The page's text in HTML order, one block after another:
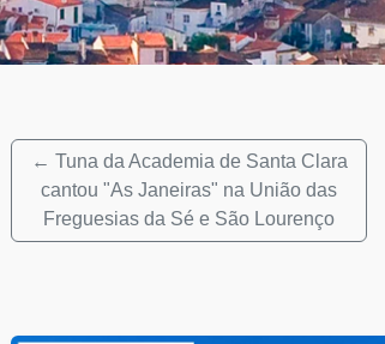
← Tuna da Academia de Santa Clara
cantou "As Janeiras" na União das
Freguesias da Sé e São Lourenço